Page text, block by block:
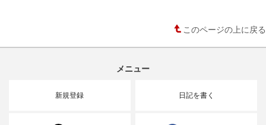
このページの上に戻る
メニュー
新規登録 日記を書く